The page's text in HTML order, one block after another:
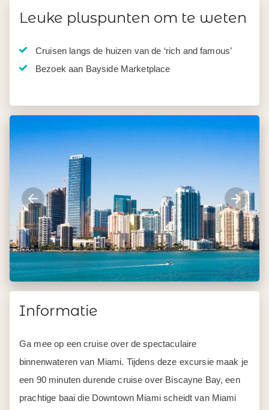
Leuke pluspunten om te weten
Cruisen langs de huizen van de ‘rich and famous’
Bezoek aan Bayside Marketplace
Informatie
Ga mee op een cruise over de spectaculaire
binnenwateren van Miami. Tijdens deze excursie maak je
een 90 minuten durende cruise over Biscayne Bay, een
prachtige baai die Downtown Miami scheidt van Miami